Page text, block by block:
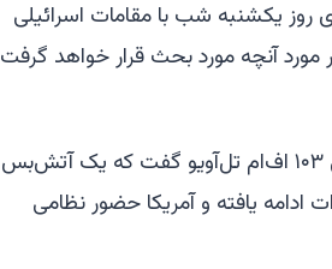
روز یکشنبه شب با مقامات اسرائیلی
مورد آنچه مورد بحث قرار خواهد گرفت
گیلا گاملیل، وزیر کابینه امنیتی نتانیاهو، به ایستگاه رادیویی ۱۰۳ اف‌ام تل‌آویو گفت که یک آتش‌بس
یافته و آمریکا حضور نظامی